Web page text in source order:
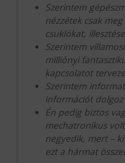
Szerintem
nézzétek csak
csuklókat,
Szerintem
milliónyi
kapcsolatot
Szerintem
információt
Én pedig biztos
mechatronikus
negyedik, mert –
ezt a hármat